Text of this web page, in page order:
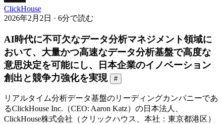
ClickHouse
2026年2月2日 · 6分で読む
AI時代に不可欠なデータ分析マネジメント領域に
おいて、大量かつ高速なデータ分析基盤で高度な
意思決定を可能にし、日本企業のイノベーション
創出と競争力強化を実現
#
リアルタイム分析データ基盤のリーディングカンパニーであ
るClickHouse Inc.（CEO: Aaron Katz）の日本法人、
ClickHouse株式会社（クリックハウス、本社：東京都港区）